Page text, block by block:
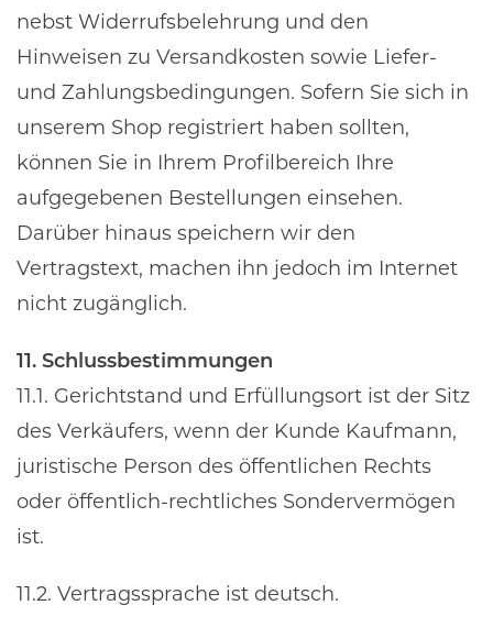
nebst Widerrufsbelehrung und den
Hinweisen zu Versandkosten sowie Liefer-
und Zahlungsbedingungen. Sofern Sie sich in
unserem Shop registriert haben sollten,
können Sie in Ihrem Profilbereich Ihre
aufgegebenen Bestellungen einsehen.
Darüber hinaus speichern wir den
Vertragstext, machen ihn jedoch im Internet
nicht zugänglich.
11. Schlussbestimmungen
11.1. Gerichtstand und Erfüllungsort ist der Sitz
des Verkäufers, wenn der Kunde Kaufmann,
juristische Person des öffentlichen Rechts
oder öffentlich-rechtliches Sondervermögen
ist.
11.2. Vertragssprache ist deutsch.